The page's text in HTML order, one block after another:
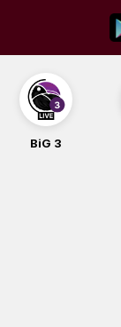
content
BiG 4